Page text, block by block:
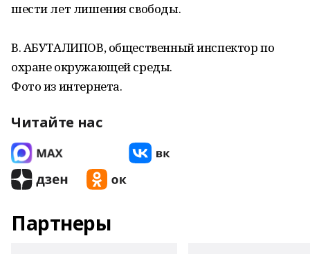
шести лет лишения свободы.
В. АБУТАЛИПОВ, общественный инспектор по
охране окружающей среды.
Фото из интернета.
Читайте нас
Партнеры